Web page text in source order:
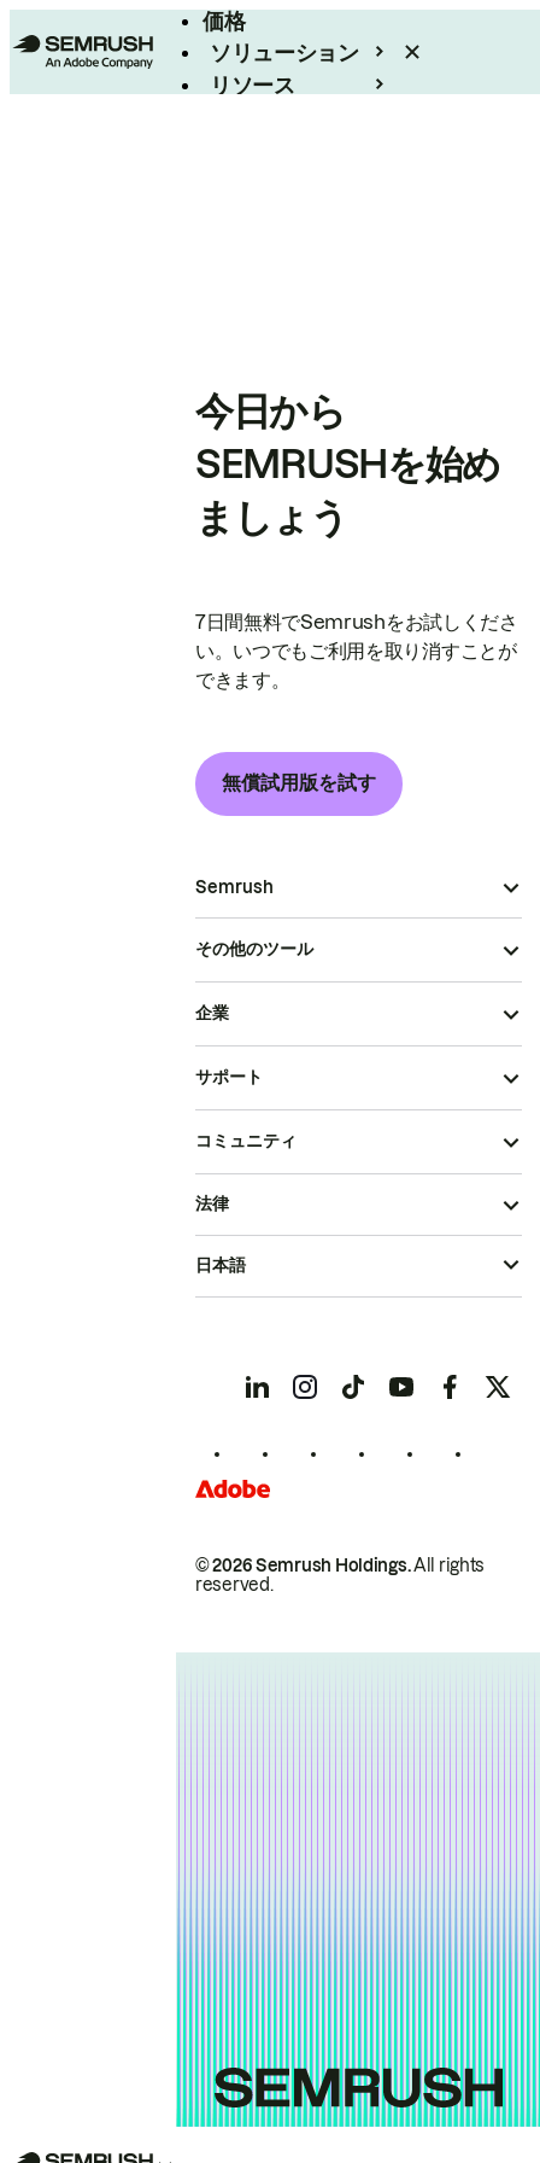
価格
ソリューション
リソース
今日から
SEMRUSHを始め
ましょう
7日間無料でSemrushをお試しくださ
い。いつでもご利用を取り消すことが
できます。
無償試用版を試す
Semrush
その他のツール
企業
サポート
コミュニティ
© 2026 Semrush Holdings.All rights
reserved.
法律
日本語